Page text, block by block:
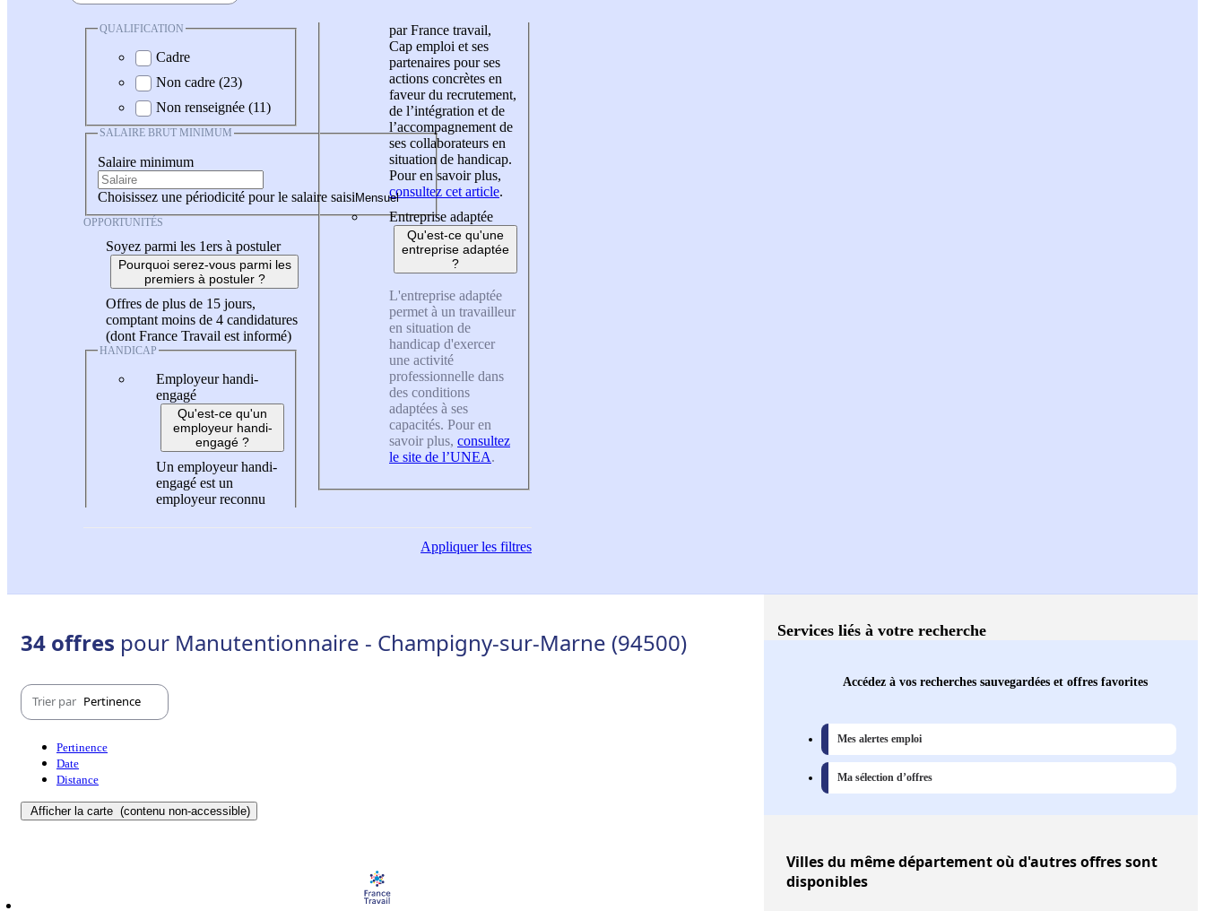
QUALIFICATION
Cadre
Non cadre (23)
Non renseignée (11)
SALAIRE BRUT MINIMUM
Salaire minimum
Choisissez une périodicité pour le salaire saisi
OPPORTUNITÉS
Soyez parmi les 1ers à postuler
Pourquoi serez-vous parmi les
premiers à postuler ?
Offres de plus de 15 jours,
comptant moins de 4 candidatures
(dont France Travail est informé)
HANDICAP
Employeur handi-
engagé
Qu'est-ce qu'un
employeur handi-
engagé ?
Un employeur handi-
engagé est un
employeur reconnu
par France travail,
Cap emploi et ses
partenaires pour ses
actions concrètes en
faveur du recrutement,
de l’intégration et de
l’accompagnement de
ses collaborateurs en
situation de handicap.
Pour en savoir plus,
consultez cet article.
Entreprise adaptée
Qu'est-ce qu'une
entreprise adaptée
?
L'entreprise adaptée
permet à un travailleur
en situation de
handicap d'exercer
une activité
professionnelle dans
des conditions
adaptées à ses
capacités. Pour en
savoir plus, consultez
le site de l’UNEA.
Appliquerles filtres
34 offres pour Manutentionnaire - Champigny-sur-Marne (94500)
Trier par Pertinence
Pertinence
Date
Distance
Afficher la carte (contenu non-accessible)
Services liés à votre recherche
Accédez à vos recherches sauvegardées et offres favorites
Mes alertes emploi
Ma sélection d’offres
Villesdu même département où d'autres offres sont
disponibles